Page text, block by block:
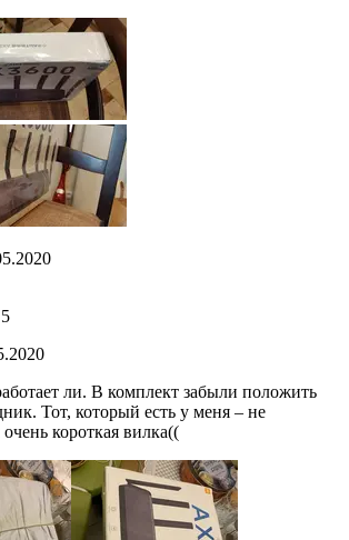
ли. В комплект забыли положить
Тот, который есть у меня – не
короткая вилка((